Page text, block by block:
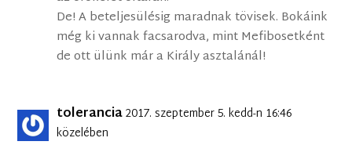
De! A beteljesülésig maradnak tövisek. Bokáink
még ki vannak facsarodva, mint Mefibosetként
de ott ülünk már a Király asztalánál!
tolerancia2017. szeptember 5. kedd-n 16:46
közelében